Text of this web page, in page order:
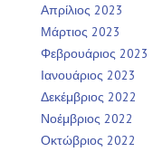
Απρίλιος 2023
Μάρτιος 2023
Φεβρουάριος 2023
Ιανουάριος 2023
Δεκέμβριος 2022
Νοέμβριος 2022
Οκτώβριος 2022